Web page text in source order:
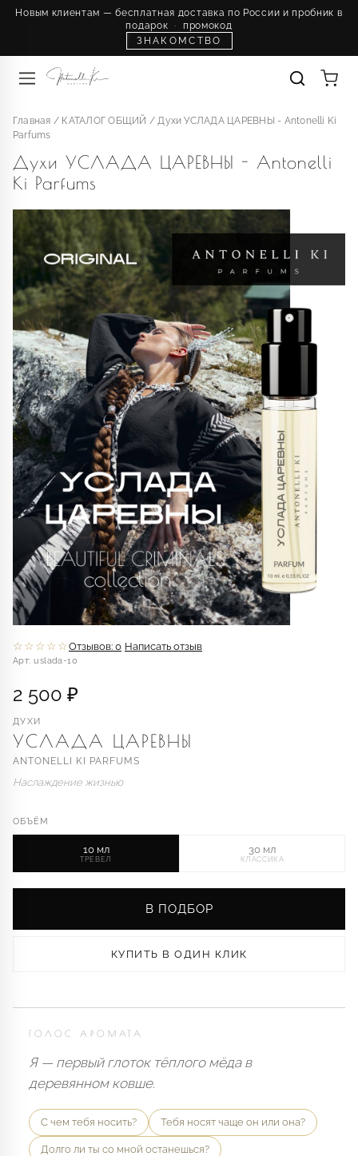
Новым клиентам — бесплатная доставка по России и пробник в
подарок ·
промокод
ЗНАКОМСТВО
Главная / КАТАЛОГ ОБЩИЙ /Духи УСЛАДА ЦАРЕВНЫ - Antonelli Ki
Parfums
Духи УСЛАДА ЦАРЕВНЫ - Antonelli
Ki Parfums
☆☆☆☆☆ Отзывов: 0 Написать отзыв
Арт: uslada-10
2 500 ₽
ДУХИ
УСЛАДА ЦАРЕВНЫ
ANTONELLI KI PARFUMS
Наслаждение жизнью
ОБЪЁМ
10 мл
ТРЕВЕЛ
30 мл
КЛАССИКА
В ПОДБОР
КУПИТЬ В ОДИН КЛИК
ГОЛОС АРОМАТА
Я — первый глоток тёплого мёда в
деревянном ковше.
С чем тебя носить? Тебя носят чаще он или она?
Долго ли ты со мной останешься?